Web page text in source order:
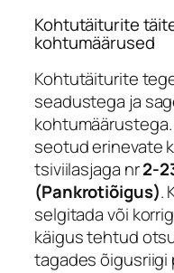
Kohtutäiturite
kohtumäärused
Kohtutäiturite
seadustega ja
seotud erinevate
tsiviilasjaga nr2-
(Pankrotiõigus).
selgitada või
käigus tehtud
tagades õigusriigi